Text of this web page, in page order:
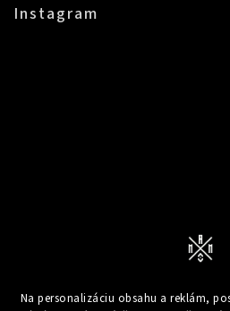
Na personalizáciu obsahu a reklám,
Instagram
Sledovať na Instagrame